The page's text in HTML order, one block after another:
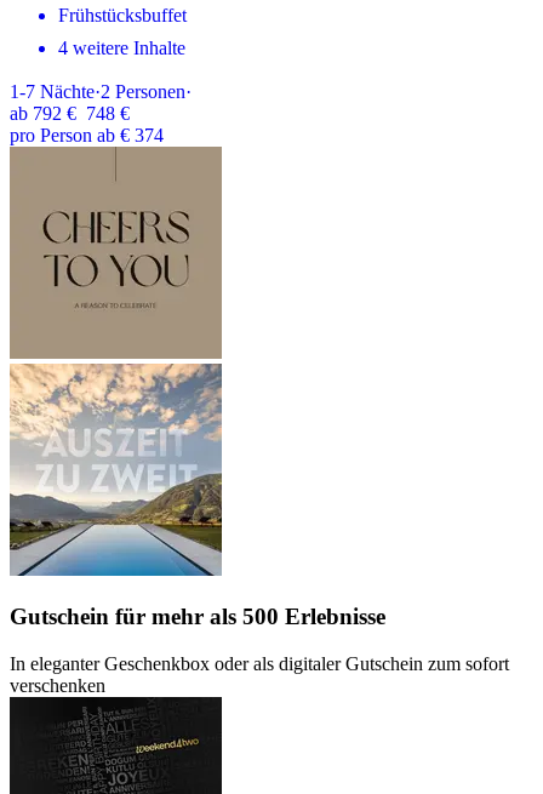
Frühstücksbuffet
4 weitere Inhalte
1-7 Nächte·2 Personen·
ab 792 € 748 €
pro Person ab € 374
Gutschein für mehr als 500 Erlebnisse
In eleganter Geschenkbox oder als digitaler Gutschein zum sofort
verschenken